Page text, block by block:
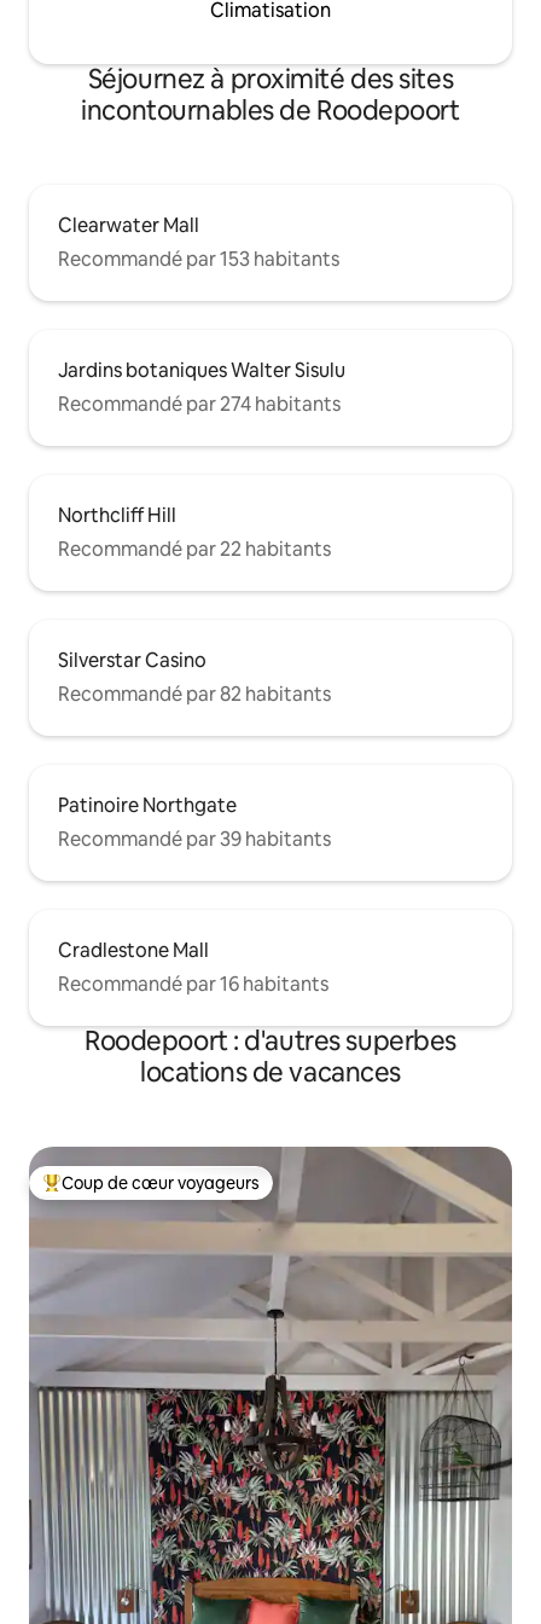
Climatisation
Séjournez à proximité des sites
incontournables de Roodepoort
Clearwater Mall
Recommandé par 153 habitants
Jardins botaniques Walter Sisulu
Recommandé par 274 habitants
Northcliff Hill
Recommandé par 22 habitants
Silverstar Casino
Recommandé par 82 habitants
Patinoire Northgate
Recommandé par 39 habitants
Cradlestone Mall
Recommandé par 16 habitants
Roodepoort : d'autres superbes
locations de vacances
Coups de cœur voyageurs les plus appréciés
Coup de cœur voyageurs